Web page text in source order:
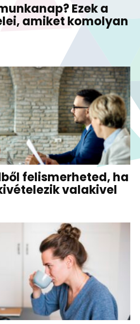
Ezek a
amiket komolyan
felismerheted, ha
valakivel